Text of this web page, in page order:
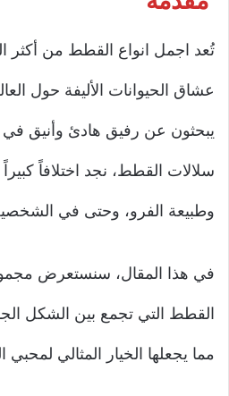
تُعد اجمل انواع القطط من أكثر
عشاق الحيوانات الأليفة حول
يبحثون عن رفيق هادئ وأنيق في
سلالات القطط، نجد اختلافاً كبيراً
وطبيعة الفرو، وحتى في
في هذا المقال، سنستعرض
القطط التي تجمع بين الشكل
مما يجعلها الخيار المثالي